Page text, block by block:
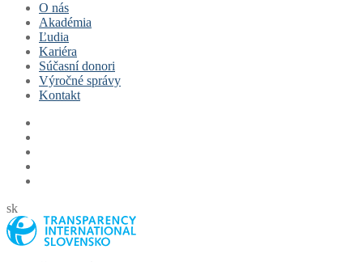
O nás
Akadémia
Ľudia
Kariéra
Súčasní donori
Výročné správy
Kontakt
sk